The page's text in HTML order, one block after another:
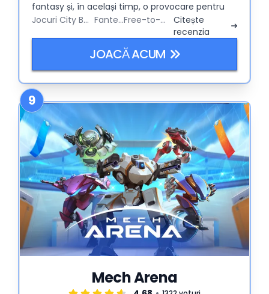
fantasy și, în același timp, o provocare pentru
mințile agere pe termen lung.
Jocuri City Builder Fantezie Free-to-Play
Citește
recenzia
JOACĂ ACUM
9
Mech Arena